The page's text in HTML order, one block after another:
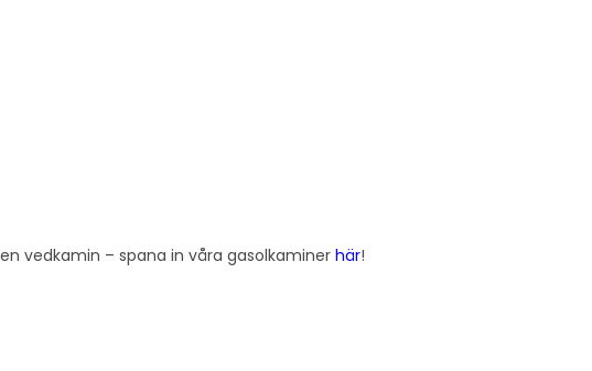
vedkamin – spana in våra gasolkaminer här!